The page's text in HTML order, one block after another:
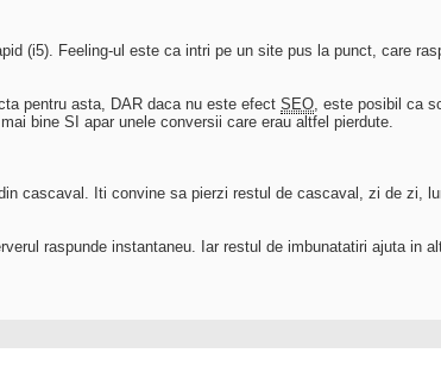
(i5). Feeling-ul este ca intri pe un site pus la punct, care
pentru asta, DAR daca nu este efect SEO, este posibil ca
bine SI apar unele conversii care erau altfel pierdute.
cascaval. Iti convine sa pierzi restul de cascaval, zi de zi,
raspunde instantaneu. Iar restul de imbunatatiri ajuta in